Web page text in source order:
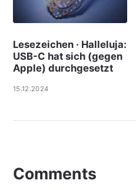
Lesezeichen · Halleluja:
USB-C hat sich (gegen
Apple) durchgesetzt
15.12.2024
Comments